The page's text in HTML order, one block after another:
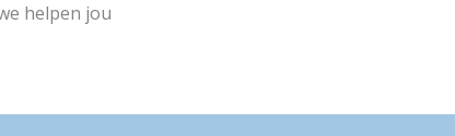
helpen jou